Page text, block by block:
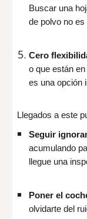
Buscar una
de polvo no
Cero
o que están
es una opción
Llegados a este
Seguir
acumulando
llegue una
Poner el
olvidarte del